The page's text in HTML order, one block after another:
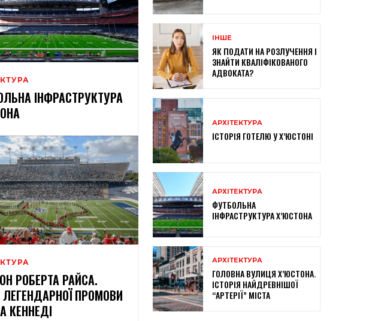
ІНФРАСТРУКТУРА
РОБЕРТА РАЙСА.
ЛЕГЕНДАРНОЇ ПРОМОВИ
КЕННЕДІ
ІНШЕ
ЯК ПОДАТИ НА РОЗЛУЧЕННЯ І
ЗНАЙТИ КВАЛІФІКОВАНОГО
АДВОКАТА?
АРХІТЕКТУРА
ІСТОРІЯ ГОТЕЛЮ У Х’ЮСТОНІ
АРХІТЕКТУРА
ФУТБОЛЬНА
ІНФРАСТРУКТУРА Х’ЮСТОНА
АРХІТЕКТУРА
ГОЛОВНА ВУЛИЦЯ Х’ЮСТОНА.
ІСТОРІЯ НАЙДРЕВНІШОЇ
“АРТЕРІЇ” МІСТА